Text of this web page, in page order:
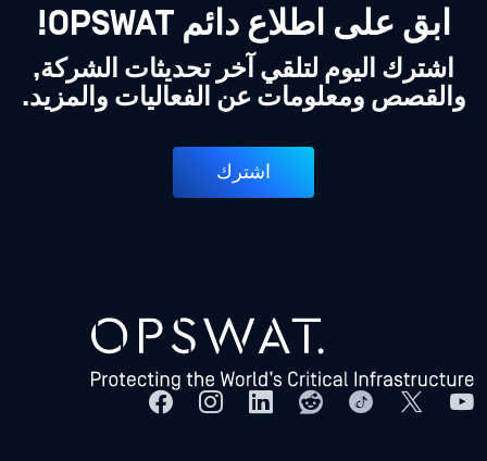
ابق على اطلاع دائم OPSWAT!
اشترك اليوم لتلقي آخر تحديثات الشركة,
والقصص ومعلومات عن الفعاليات والمزيد.
اشترك